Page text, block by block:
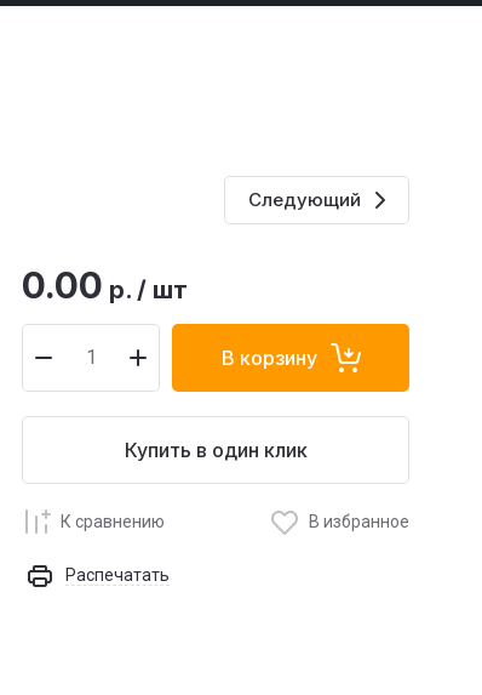
Следующий
0.00 р. / шт
В корзину
Купить в один клик
К сравнению В избранное
Распечатать